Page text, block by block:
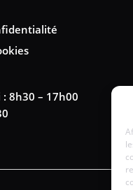
8h30 – 17h00